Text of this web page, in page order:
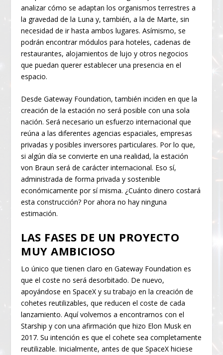
analizar cómo se adaptan los organismos terrestres a
la gravedad de la Luna y, también, a la de Marte, sin
necesidad de ir hasta ambos lugares. Asímismo, se
podrán encontrar módulos para hoteles, cadenas de
restaurantes, alojamientos de lujo y otros negocios
que puedan querer establecer una presencia en el
espacio.
Desde Gateway Foundation, también inciden en que la
creación de la estación no será posible con una sola
nación. Será necesario un esfuerzo internacional que
reúna a las diferentes agencias espaciales, empresas
privadas y posibles inversores particulares. Por lo que,
si algún día se convierte en una realidad, la estación
von Braun será de carácter internacional. Eso sí,
administrada de forma privada y sostenible
económicamente por sí misma. ¿Cuánto dinero costará
esta construcción? Por ahora no hay ninguna
estimación.
LAS FASES DE UN PROYECTO
MUY AMBICIOSO
Lo único que tienen claro en Gateway Foundation es
que el coste no será desorbitado. De nuevo,
apoyándose en SpaceX y su trabajo en la creación de
cohetes reutilizables, que reducen el coste de cada
lanzamiento. Aquí volvemos a encontrarnos con el
Starship y con una afirmación que hizo Elon Musk en
2017. Su intención es que el cohete sea completamente
reutilizable. Inicialmente, antes de que SpaceX hiciese